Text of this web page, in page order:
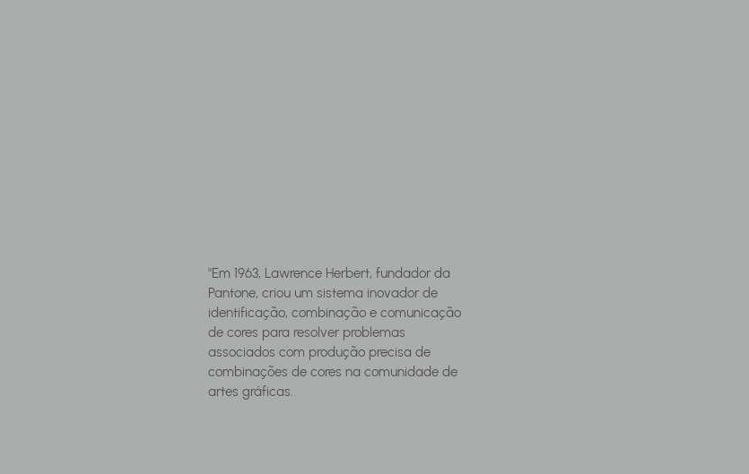
"Em 1963, Lawrence Herbert, fundador da
Pantone, criou um sistema inovador de
identificação, combinação e comunicação
de cores para resolver problemas
associados com produção precisa de
combinações de cores na comunidade de
artes gráficas.